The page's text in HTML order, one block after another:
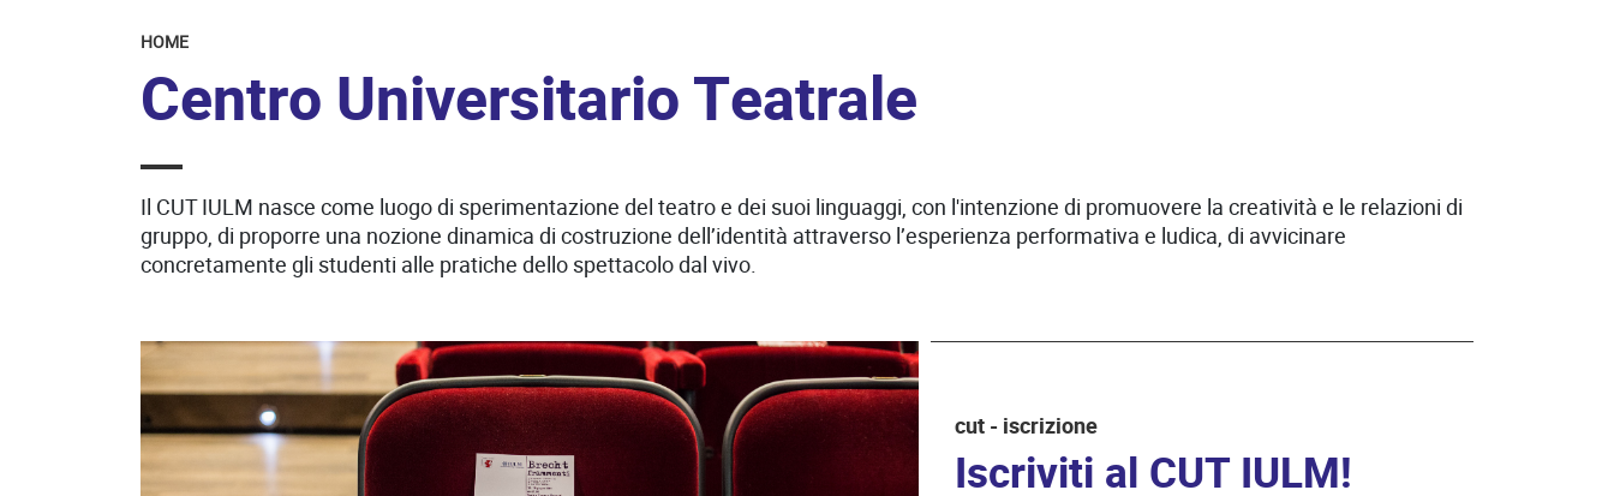
HOME
Centro Universitario Teatrale
Il CUT IULM nasce come luogo di sperimentazione del teatro e dei suoi linguaggi, con l'intenzione di promuovere la creatività e le relazioni di
gruppo, di proporre una nozione dinamica di costruzione dell’identità attraverso l’esperienza performativa e ludica, di avvicinare
concretamente gli studenti alle pratiche dello spettacolo dal vivo.
cut - iscrizione
Iscriviti al CUT IULM!